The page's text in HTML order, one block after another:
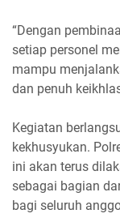
“Dengan
setiap personel
mampu
dan penuh
Kegiatan
kekhusyukan.
ini akan terus
sebagai bagian
bagi seluruh